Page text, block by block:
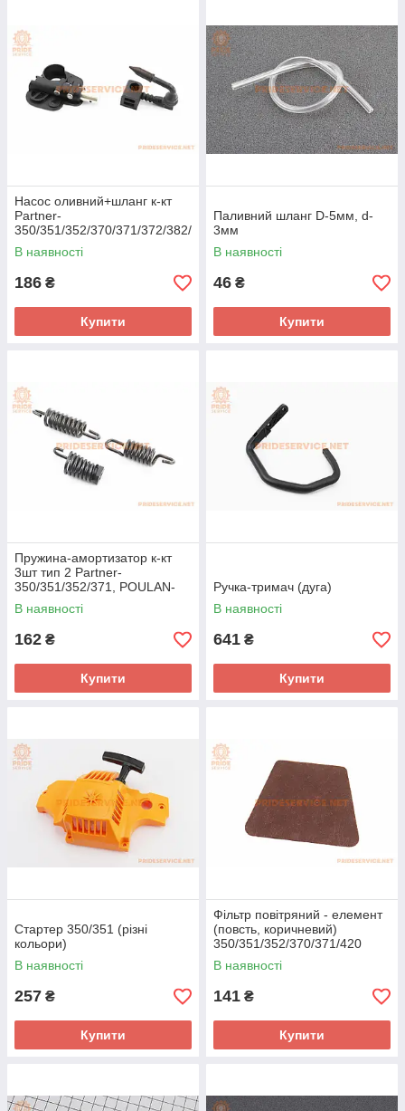
Насос оливний+шланг к-кт
Partner-
350/351/352/370/371/372/382/
390/391/401/420/421/422/444,
JONSERED CS2137/CS2138,
В наявності
186 ₴
Купити
Паливний шланг D-5мм, d-
3мм
В наявності
46 ₴
Купити
Пружина-амортизатор к-кт
3шт тип 2 Partner-
350/351/352/371, POULAN-
2150/2151
В наявності
162 ₴
Купити
Ручка-тримач (дуга)
В наявності
641 ₴
Купити
Стартер 350/351 (різні
кольори)
В наявності
257 ₴
Купити
Фільтр повітряний - елемент
(повсть, коричневий)
350/351/352/370/371/420
В наявності
141 ₴
Купити